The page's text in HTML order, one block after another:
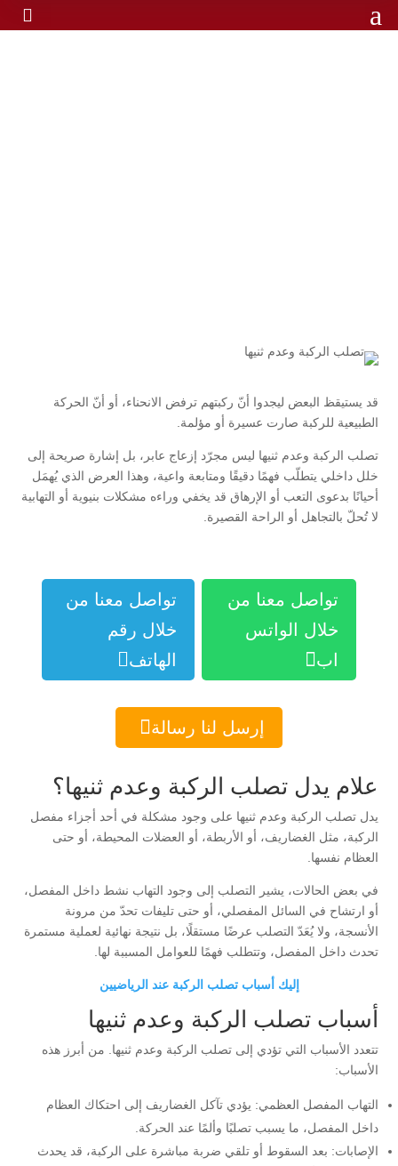
a

قد يستيقظ البعض ليجدوا أنّ ركبتهم ترفض الانحناء، أو أنّ الحركة
الطبيعية للركبة صارت عسيرة أو مؤلمة.
تصلب الركبة وعدم ثنيها ليس مجرّد إزعاج عابر، بل إشارة صريحة إلى
خلل داخلي يتطلّب فهمًا دقيقًا ومتابعة واعية، وهذا العرض الذي يُهمَل
أحيانًا بدعوى التعب أو الإرهاق قد يخفي وراءه مشكلات بنيوية أو التهابية
لا تُحلّ بالتجاهل أو الراحة القصيرة.
تواصل معنا من
خلال الواتس
اب
تواصل معنا من
خلال رقم
الهاتف
إرسل لنا رسالة
علام يدل تصلب الركبة وعدم ثنيها؟
يدل تصلب الركبة وعدم ثنيها على وجود مشكلة في أحد أجزاء مفصل
الركبة، مثل الغضاريف، أو الأربطة، أو العضلات المحيطة، أو حتى
العظام نفسها.
في بعض الحالات، يشير التصلب إلى وجود التهاب نشط داخل المفصل،
أو ارتشاح في السائل المفصلي، أو حتى تليفات تحدّ من مرونة
الأنسجة، ولا يُعَدّ التصلب عرضًا مستقلًا، بل نتيجة نهائية لعملية مستمرة
تحدث داخل المفصل، وتتطلب فهمًا للعوامل المسببة لها.
إليك أسباب تصلب الركبة عند الرياضيين
أسباب تصلب الركبة وعدم ثنيها
تتعدد الأسباب التي تؤدي إلى تصلب الركبة وعدم ثنيها. من أبرز هذه
الأسباب:
التهاب المفصل العظمي: يؤدي تآكل الغضاريف إلى احتكاك العظام
داخل المفصل، ما يسبب تصلبًا وألمًا عند الحركة.
الإصابات: بعد السقوط أو تلقي ضربة مباشرة على الركبة، قد يحدث